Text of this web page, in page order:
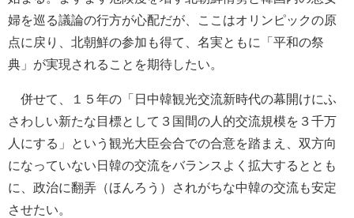
婦を巡る議論の行方が心配だが、ここはオリンピックの原
点に戻り、北朝鮮の参加も得て、名実ともに「平和の祭
典」が実現されることを期待したい。
併せて、１５年の「日中韓観光交流新時代の幕開けにふ
さわしい新たな目標として３国間の人的交流規模を３千万
人にする」という観光大臣会合での合意を踏まえ、双方向
になっていない日韓の交流をバランスよく拡大するととも
に、政治に翻弄（ほんろう）されがちな中韓の交流も安定
させたい。